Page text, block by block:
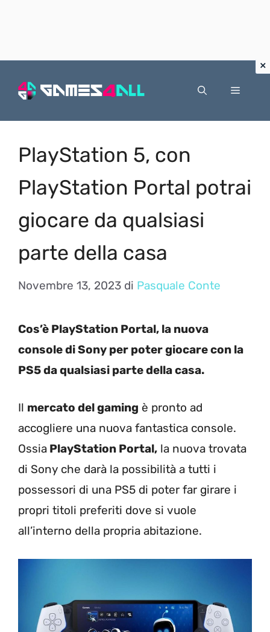
Menu
PlayStation 5, con
PlayStation Portal potrai
giocare da qualsiasi
parte della casa
Novembre 13, 2023 di Pasquale Conte
Cos’è PlayStation Portal, la nuova
console di Sony per poter giocare con la
PS5 da qualsiasi parte della casa.
Il mercato del gaming è pronto ad
accogliere una nuova fantastica console.
Ossia PlayStation Portal, la nuova trovata
di Sony che darà la possibilità a tutti i
possessori di una PS5 di poter far girare i
propri titoli preferiti dove si vuole
all’interno della propria abitazione.